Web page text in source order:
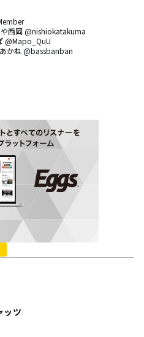
西岡 @nishiokatakuma
@Mapo_QuU
かね @bassbanban
ッツ